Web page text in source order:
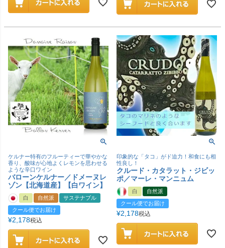
ケルナー特有のフルーティーで華やかな
香り、酸味が心地よくレモンを思わせる
ような辛口ワイン
バローンケルナー／ドメーヌレ
ゾン【北海道産】【白ワイン】
白 自然派
サステナブル
クール便でお届け
¥2,178税込
印象的な「タコ」がド迫力！和食にも相
性良し！
クルード・カタラット・ジビッ
ポ／マーレ・マンニュム
白
自然派
クール便でお届け
¥2,178税込